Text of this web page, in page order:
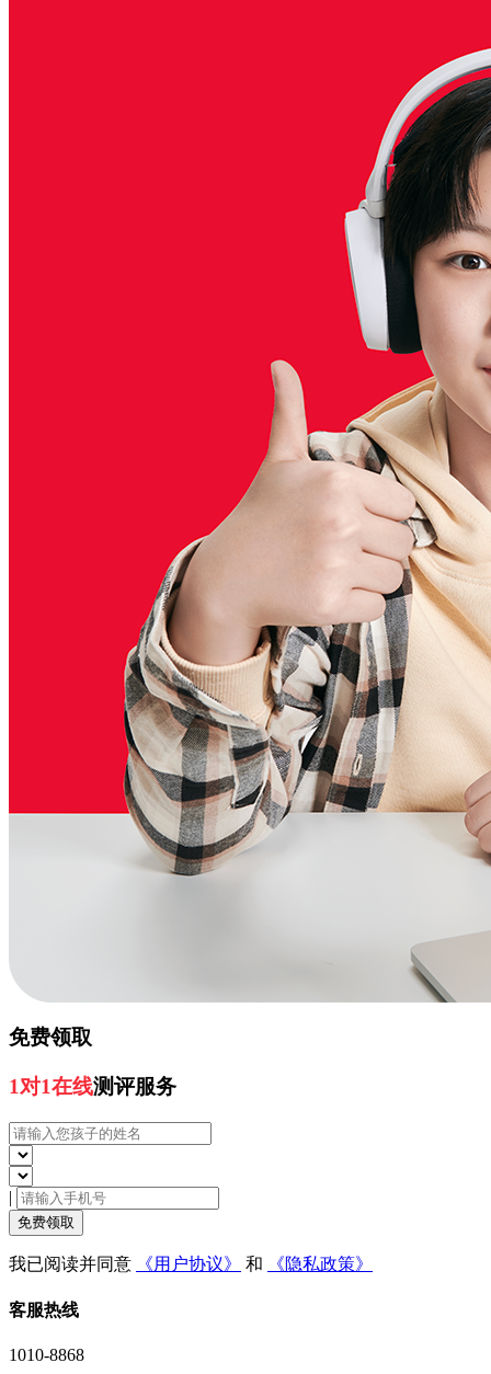
免费领取
1对1在线测评服务
|
免费领取
我已阅读并同意 《用户协议》 和 《隐私政策》
客服热线
1010-8868